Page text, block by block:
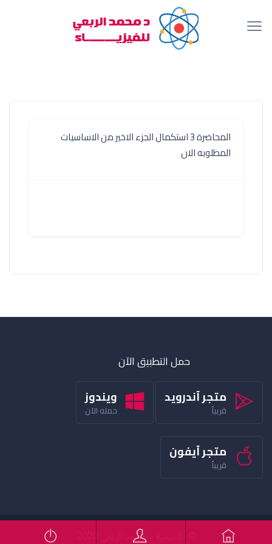
المحاضرة 3 استكمال الجزء الاخير من الاساسيات
المطلوبه الان
حمل التطبيق الآن
متجر آندرويد
قريباً
ويندوز
حمله الآن
متجر آيفون
قريباً
© أكاديمية د محمد الربعي 2020